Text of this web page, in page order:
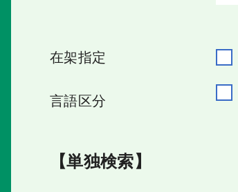
在架指定
言語区分
【単独検索】